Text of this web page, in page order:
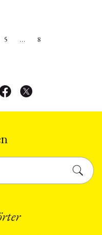
January 16 – March 3
registration: March 4 – March 10
5 … 8